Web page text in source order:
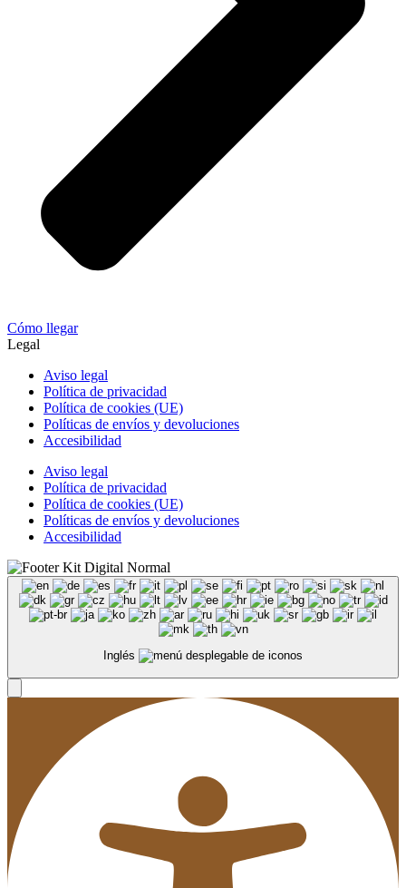
Cómo llegar
Legal
Aviso legal
Política de privacidad
Política de cookies (UE)
Políticas de envíos y devoluciones
Accesibilidad
Aviso legal
Política de privacidad
Política de cookies (UE)
Políticas de envíos y devoluciones
Accesibilidad
Inglés